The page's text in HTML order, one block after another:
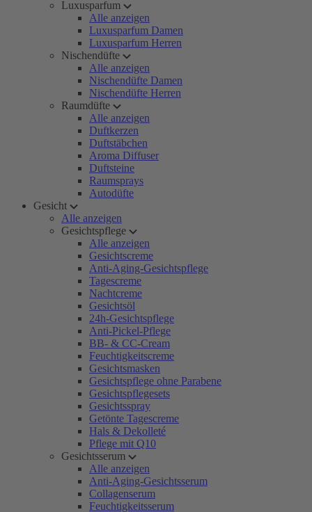
Luxusparfum
Alle anzeigen
Luxusparfum Damen
Luxusparfum Herren
Nischendüfte
Alle anzeigen
Nischendüfte Damen
Nischendüfte Herren
Raumdüfte
Alle anzeigen
Duftkerzen
Duftstäbchen
Aroma Diffuser
Duftsteine
Raumsprays
Autodüfte
Gesicht
Alle anzeigen
Gesichtspflege
Alle anzeigen
Gesichtscreme
Anti-Aging-Gesichtspflege
Tagescreme
Nachtcreme
Gesichtsöl
24h-Gesichtspflege
Anti-Pickel-Pflege
BB- & CC-Cream
Feuchtigkeitscreme
Gesichtsmasken
Gesichtspflege ohne Parabene
Gesichtspflegesets
Gesichtsspray
Getönte Tagescreme
Hals & Dekolleté
Pflege mit Q10
Gesichtsserum
Alle anzeigen
Anti-Aging-Gesichtsserum
Collagenserum
Feuchtigkeitsserum